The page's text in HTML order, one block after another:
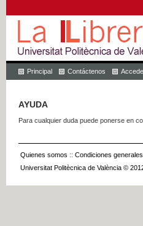
Principal Contáctenos
AYUDA
Para cualquier duda puede ponerse en
Quienes somos :: Condiciones
Universitat Politècnica de València ©